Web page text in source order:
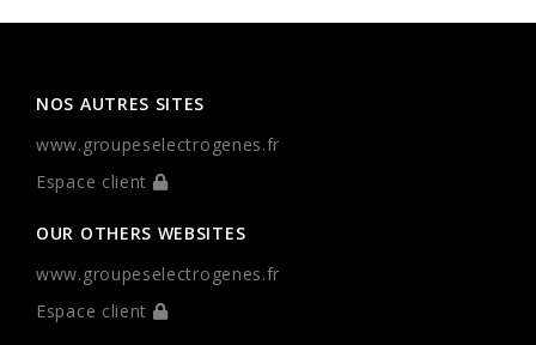
NOS AUTRES SITES
www.groupeselectrogenes.fr
Espace client
OUR OTHERS WEBSITES
www.groupeselectrogenes.fr
Espace client